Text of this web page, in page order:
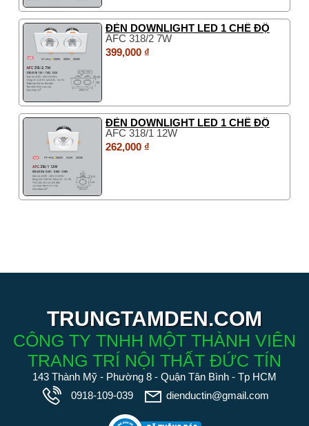
ĐÈN DOWNLIGHT LED 1 CHẾ ĐỘ
AFC 318/2 7W
399,000 ₫
ĐÈN DOWNLIGHT LED 1 CHẾ ĐỘ
AFC 318/1 12W
262,000 ₫
TRUNGTAMDEN.COM
CÔNG TY TNHH MỘT THÀNH VIÊN
TRANG TRÍ NỘI THẤT ĐỨC TÍN
143 Thành Mỹ - Phường 8 - Quận Tân Bình - Tp HCM
0918-109-039
dienductin@gmail.com